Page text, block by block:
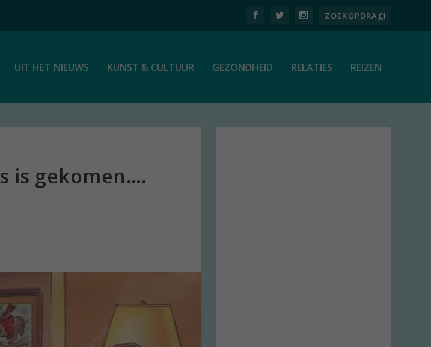
UIT HET NIEUWS KUNST & CULTUUR GEZONDHEID RELATIES REIZEN
is gekomen….